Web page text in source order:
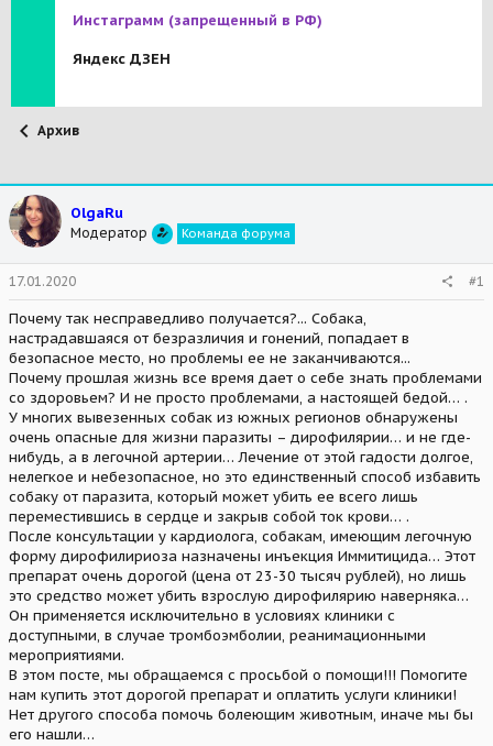
Инстаграмм (запрещенный в РФ)
Яндекс ДЗЕН
Архив
OlgaRu
Модератор Команда форума
17.01.2020 #1
Почему так несправедливо получается?... Собака,
настрадавшаяся от безразличия и гонений, попадает в
безопасное место, но проблемы ее не заканчиваются...
Почему прошлая жизнь все время дает о себе знать проблемами
со здоровьем? И не просто проблемами, а настоящей бедой… .
У многих вывезенных собак из южных регионов обнаружены
очень опасные для жизни паразиты – дирофилярии… и не где-
нибудь, а в легочной артерии… Лечение от этой гадости долгое,
нелегкое и небезопасное, но это единственный способ избавить
собаку от паразита, который может убить ее всего лишь
переместившись в сердце и закрыв собой ток крови… .
После консультации у кардиолога, собакам, имеющим легочную
форму дирофилириоза назначены инъекция Иммитицида… Этот
препарат очень дорогой (цена от 23-30 тысяч рублей), но лишь
это средство может убить взрослую дирофилярию наверняка…
Он применяется исключительно в условиях клиники с
доступными, в случае тромбоэмболии, реанимационными
мероприятиями.
В этом посте, мы обращаемся с просьбой о помощи!!! Помогите
нам купить этот дорогой препарат и оплатить услуги клиники!
Нет другого способа помочь болеющим животным, иначе мы бы
его нашли…